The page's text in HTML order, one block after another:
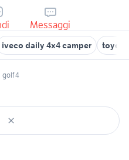
Messaggi
iveco daily 4x4 camper toyota
golf 4